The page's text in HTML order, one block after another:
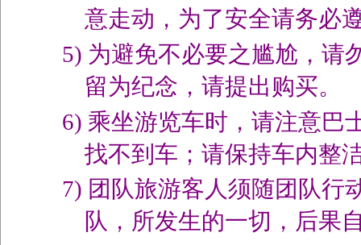
意走动，为了安全请务必
5) 为避免不必要之尴尬，请
留为纪念，请提出购买。
6) 乘坐游览车时，请注意巴
找不到车；请保持车内整
7) 团队旅游客人须随团队行
队，所发生的一切，后果